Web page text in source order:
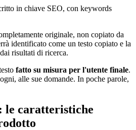
in chiave SEO, con keywords
originale, non copiato da
identificato come un testo copiato e la
risultati di ricerca.
fatto su misura per l'utente finale.
alle sue domande. In poche parole,
le caratteristiche